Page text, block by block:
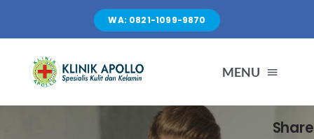
content
WA: 0821-1099-9870
MENU
TENTANG KAMI Share